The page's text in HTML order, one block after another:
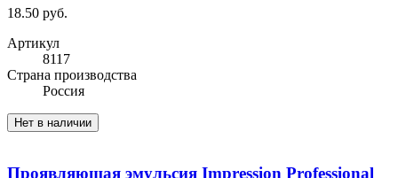
18.50 руб.
Артикул
8117
Cтрана производства
Россия
Нет в наличии
Проявляющая эмульсия Impression Professional